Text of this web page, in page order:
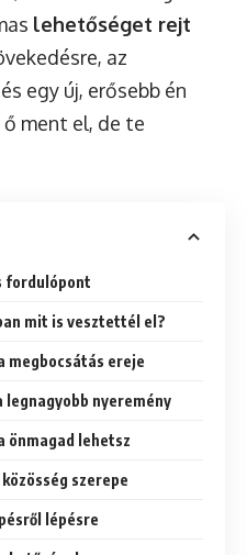
lehetőséget rejt
az
és egy új, erősebb én
ment el, de te
fordulópont
mit is vesztettél el?
megbocsátás ereje
nyeremény
önmagad lehetsz
szerepe
lépésre